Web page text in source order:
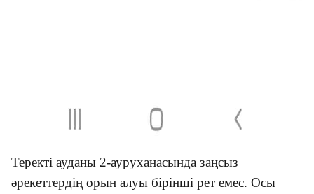
Теректі ауданы 2-ауруханасында заңсыз
әрекеттердің орын алуы бірінші рет емес. Осы